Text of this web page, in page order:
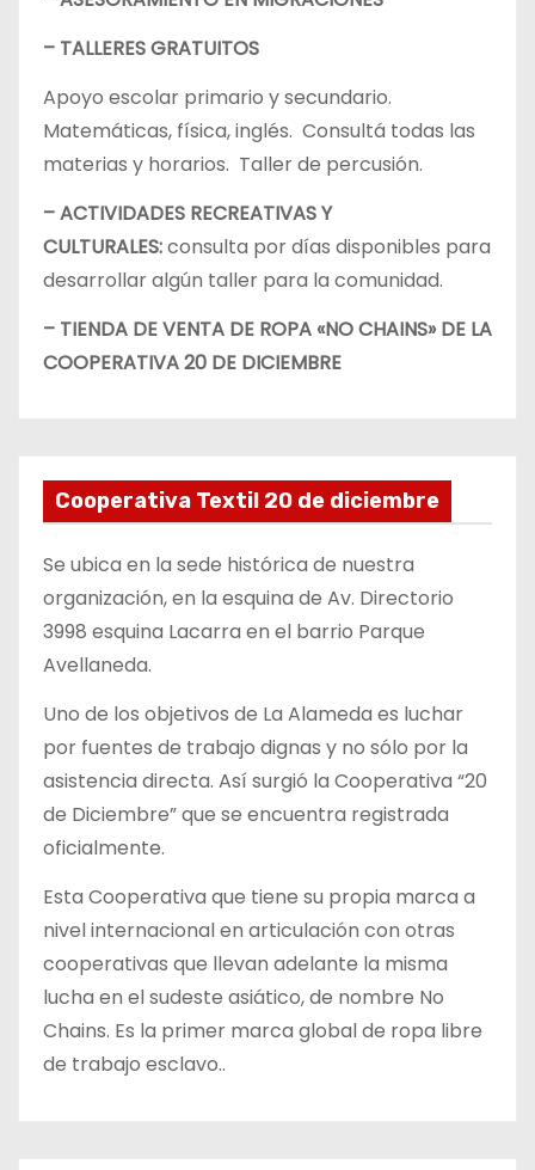
– TALLERES GRATUITOS
Apoyo escolar primario y secundario.
Matemáticas, física, inglés. Consultá todas las
materias y horarios. Taller de percusión.
– ACTIVIDADES RECREATIVAS Y
CULTURALES:consulta por días disponibles para
desarrollar algún taller para la comunidad.
– TIENDA DE VENTA DE ROPA «NO CHAINS» DE LA
COOPERATIVA 20 DE DICIEMBRE
Cooperativa Textil 20 de diciembre
Se ubica en la sede histórica de nuestra
organización, en la esquina de Av. Directorio
3998 esquina Lacarra en el barrio Parque
Avellaneda.
Uno de los objetivos de La Alameda es luchar
por fuentes de trabajo dignas y no sólo por la
asistencia directa. Así surgió la Cooperativa “20
de Diciembre” que se encuentra registrada
oficialmente.
Esta Cooperativa que tiene su propia marca a
nivel internacional en articulación con otras
cooperativas que llevan adelante la misma
lucha en el sudeste asiático, de nombre No
Chains. Es la primer marca global de ropa libre
de trabajo esclavo..